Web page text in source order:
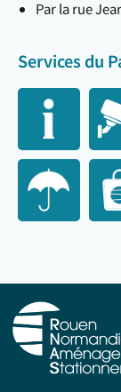
Par la rue
Services du